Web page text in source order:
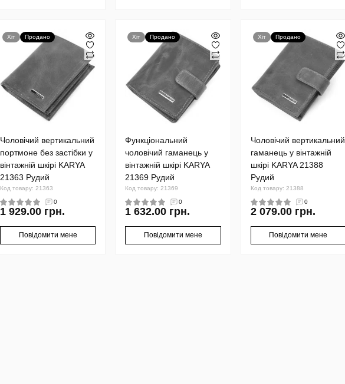
Хіт Продано
Чоловічий вертикальний
портмоне без застібки у
вінтажній шкірі KARYA
21363 Рудий
Код товару: 21363
0
1 929.00 грн.
Повідомити мене
Хіт Продано
Функціональний
чоловічий гаманець у
вінтажній шкірі KARYA
21369 Рудий
Код товару: 21369
0
1 632.00 грн.
Повідомити мене
Хіт Продано
Чоловічий вертикальний
гаманець у вінтажній
шкірі KARYA 21388
Рудий
Код товару: 21388
0
2 079.00 грн.
Повідомити мене